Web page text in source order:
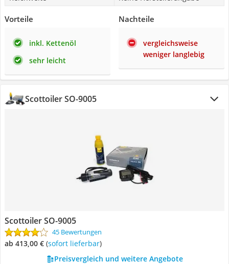
Vorteile
inkl. Kettenöl
sehr leicht
Nachteile
vergleichsweise
weniger langlebig
Scottoiler SO-9005
Scottoiler SO-9005
45 Bewertungen
ab 413,00 € ( Sofort lieferbar)
Preisvergleich und weitere Angebote